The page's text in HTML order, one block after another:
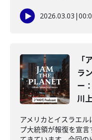
2026.03.03 |
「
ラ
ー
川
アメリカとイスラエ
プ大統領が報復を宣